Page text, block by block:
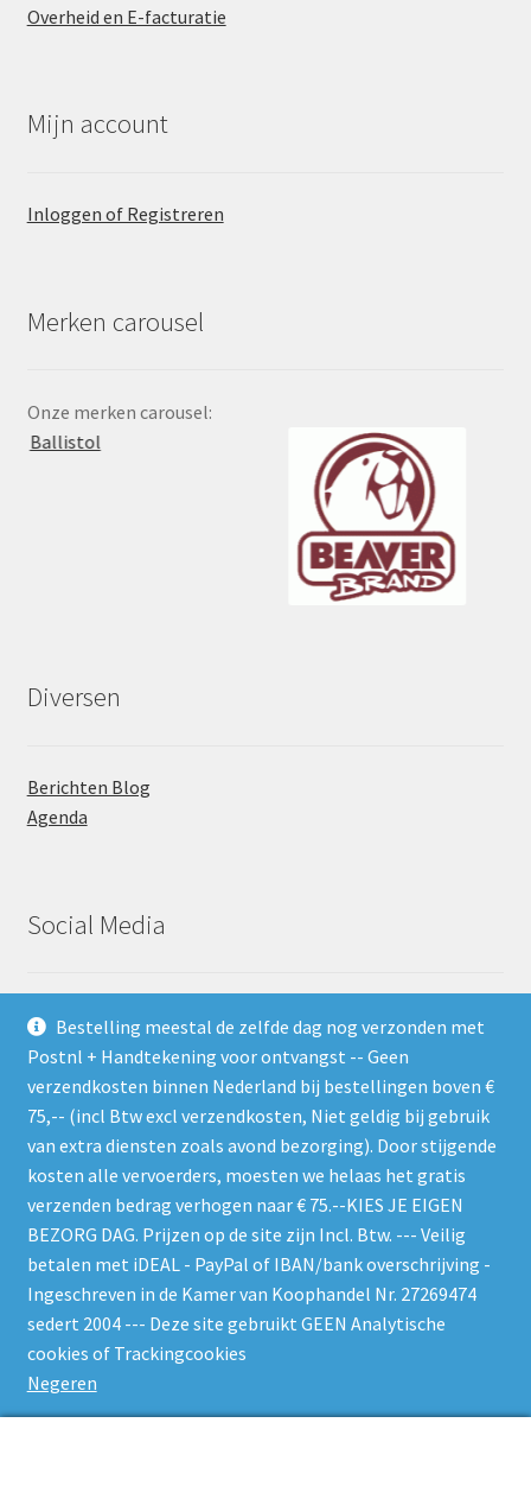
Bestelling meestal de zelfde dag nog verzonden met
Postnl + Handtekening voor ontvangst -- Geen
verzendkosten binnen Nederland bij bestellingen boven €
75,-- (incl Btw excl verzendkosten, Niet geldig bij gebruik
van extra diensten zoals avond bezorging). Door stijgende
kosten alle vervoerders, moesten we helaas het gratis
verzenden bedrag verhogen naar € 75.--KIES JE EIGEN
BEZORG DAG. Prijzen op de site zijn Incl. Btw. --- Veilig
betalen met iDEAL - PayPal of IBAN/bank overschrijving -
Ingeschreven in de Kamer van Koophandel Nr. 27269474
sedert 2004 --- Deze site gebruikt GEEN Analytische
cookies of Trackingcookies
Negeren
Overheid en E-facturatie
Mijn account
Inloggen of Registreren
Merken carousel
Onze merken carousel:
Diversen
Berichten Blog
Agenda
Social Media
Bezoek-Like ons op Facebook
Of geef een Recensie op Facebook
Gebruik de RSS feed. Zie gelijk welke nieuwe producten er
worden geplaatst